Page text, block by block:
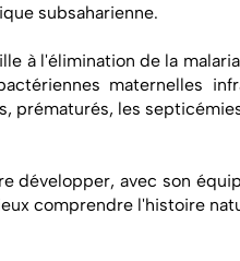
subsaharienne.
à l'élimination de la
maternelles
prématurés, les
développer, avec son
comprendre l'histoire